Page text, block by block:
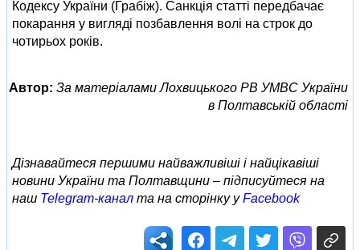
Кодексу України (Грабіж). Санкція статті передбачає
покарання у вигляді позбавлення волі на строк до
чотирьох років.
Автор: За матеріалами Лохвицького РВ УМВС України
в Полтавській області
Дізнавайтеся першими найважливіші і найцікавіші
новини України та Полтавщини – підписуйтеся на
наш Telegram-канал та на сторінку уFacebook